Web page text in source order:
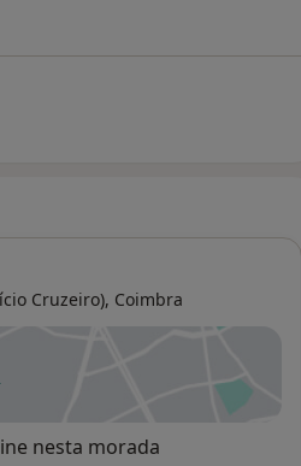
Cruzeiro), Coimbra
novo separador
nesta morada